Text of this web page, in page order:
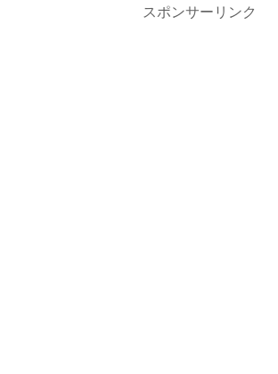
スポンサーリンク